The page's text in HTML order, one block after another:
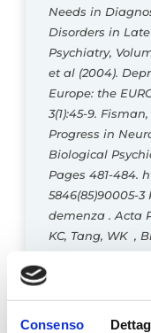
Consenso
Needs in
Disorders in
Psychiatry,
et al (2004).
Europe: the
3(1):45-9. Fisman,
Progress in
Biological
Pages 481-484.
5846(85)90005-3
demenza . Acta
KC, Tang, WK ,
depression. J
4): 87-100. doi:
(1974). A